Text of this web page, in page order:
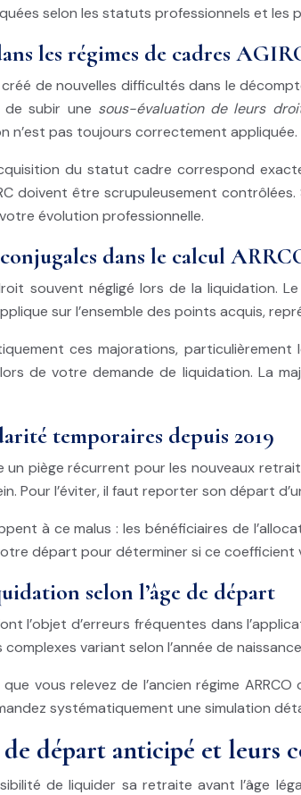
selon les statuts professionnels et les
les régimes de cadres
créé de nouvelles difficultés dans le
subir une sous-évaluation de leurs
n’est pas toujours correctement appliquée.
du statut cadre correspond
doivent être scrupuleusement
évolution professionnelle.
dans le calcul
souvent négligé lors de la liquidation.
sur l’ensemble des points acquis,
ces majorations,
de votre demande de liquidation. La
temporaires depuis 2019
piège récurrent pour les nouveaux
Pour l’éviter, il faut reporter son départ
à ce malus : les bénéficiaires de
départ pour déterminer si ce coefficient
selon l’âge de départ
l’objet d’erreurs fréquentes dans
variant selon l’année de
vous relevez de l’ancien régime
systématiquement une simulation
départ anticipé et leurs
de liquider sa retraite avant l’âge